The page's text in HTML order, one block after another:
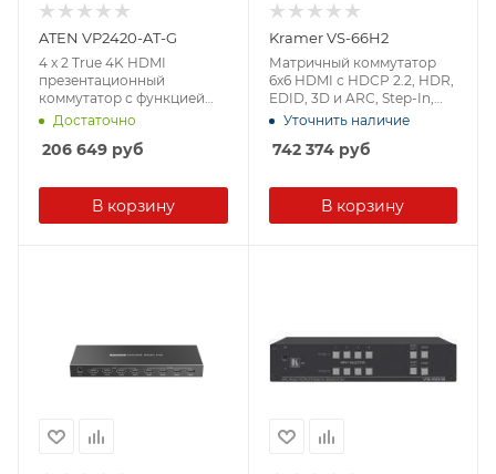
ATEN VP2420-AT-G
4 x 2 True 4K HDMI
презентационный
коммутатор с функцией
Multi View
Достаточно
206 649 руб
В корзину
Kramer VS-66H2
Матричный коммутатор
6х6 HDMI с HDCP 2.2, HDR,
EDID, 3D и ARC, Step-In,
поддержка 4K/60 (4:4:4)
Уточнить наличие
742 374руб
В корзину